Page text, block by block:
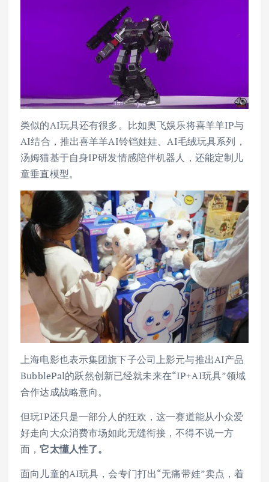
类似的AI玩具还有很多。比如奥飞娱乐将喜羊羊IP与
AI结合，推出喜羊羊AI铃铛娃娃、AI毛绒玩具系列，
汤姆猫基于自身IP研发情感陪伴机器人，还能定制儿
童垂直模型。
上海电影也表示集团旗下子公司上影元与推出AI产品
BubblePal的跃然创新已经就未来在“IP+AI玩具”领域
合作达成战略意向。
但玩IP还只是一部分人的狂欢，这一赛道能从小众爱
好走向大众消费市场如此无缝衔接，不得不说一方
面，它太懂人性了。
面向儿童的AI玩具，会专门打出“无痛带娃”卖点，着